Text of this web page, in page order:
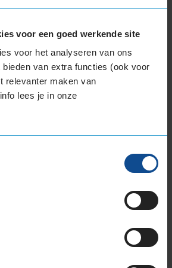
voor een goed werkende site
voor het analyseren van ons
van extra functies (ook voor
relevanter maken van
lees je in onze
STIKSTOF VULLEN
UITLATEN UITLIJNEN
FIETSONDERHOUDSBEURT
in dit filiaal, maar wel